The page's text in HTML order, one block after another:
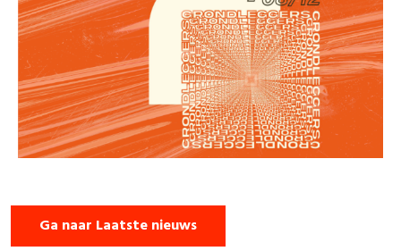
Ga naar Laatste nieuws